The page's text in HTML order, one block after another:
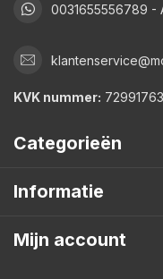
0031655556789 -
KVK nummer: 72991763
Categorieën
Informatie
Mijn account